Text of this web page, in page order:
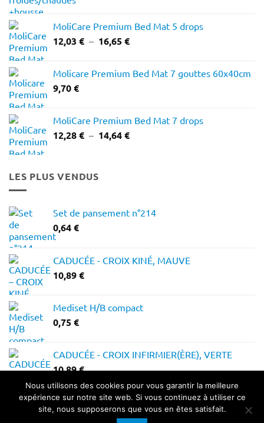
MoliCare Premium Bed Mat 5 drops
12,03 € – 16,65€Plage
12,03 €
Molicare Premium Bed Mat 7 gouttes 60x40cm
9,70€
MoliCare Premium Bed Mat 7 drops
12,28€ – 14,64€Plage
LES PLUS VENDUS
Set de pansement n°214
0,64€
CADUCÉE - CROIX KINÉ, MAUVE
10,89€
Mediset H/B compact
0,75€
CADUCÉE - CROIX INFIRMIER(ÈRE), VERTE
10,89€
© J-Medical 2026 |Conditions générales de vente|CGU
Nous utilisons des cookies pour vous garantir la meilleure
expérience sur notre site web. Si vous continuez à utiliser ce
site, nous supposerons que vous en êtes satisfait.